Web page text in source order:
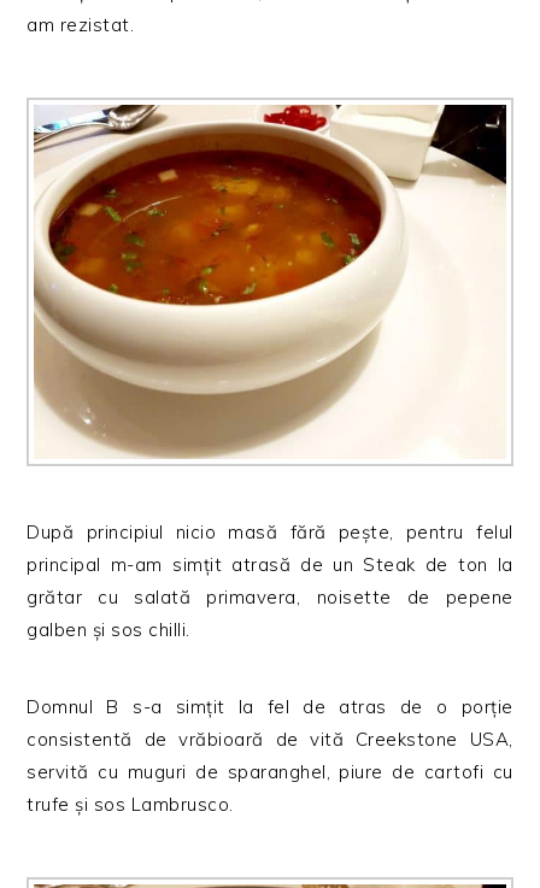
am rezistat.
După principiul nicio masă fără pește, pentru felul
principal m-am simțit atrasă de un Steak de ton la
grătar cu salată primavera, noisette de pepene
galben și sos chilli.
Domnul B s-a simțit la fel de atras de o porție
consistentă de vrăbioară de vită Creekstone USA,
servită cu muguri de sparanghel, piure de cartofi cu
trufe și sos Lambrusco.